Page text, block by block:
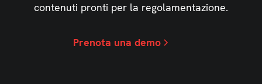
contenuti pronti per la regolamentazione.
Prenota una demo